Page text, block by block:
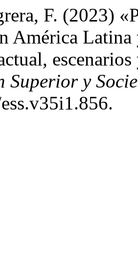
F. (2023)
América Latina
Superior y